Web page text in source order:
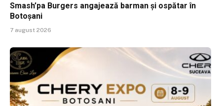
Smash’pa Burgers angajează barman și ospătar în
Botoșani
7 august 2026